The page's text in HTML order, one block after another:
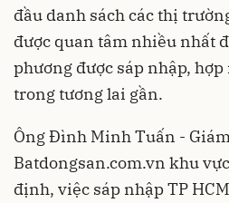
đầu danh sách các thị
được quan tâm nhiều nhất
phương được sáp nhập, hợp
trong tương lai gần.
Ông Đình Minh Tuấn -
Batdongsan.com.vn khu
định, việc sáp nhập TP